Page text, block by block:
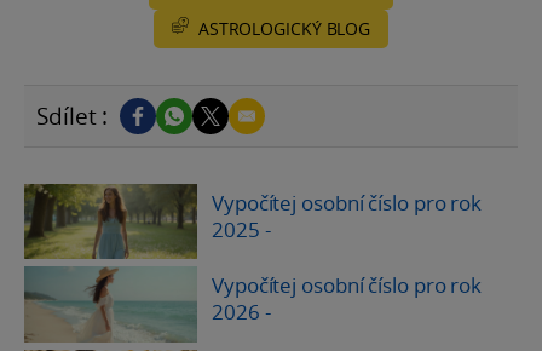
ASTROLOGICKÝ BLOG
Sdílet :
Vypočítej osobní číslo pro rok
2025 -
Vypočítej osobní číslo pro rok
2026 -